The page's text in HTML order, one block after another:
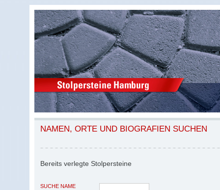
NAMEN, ORTE UND BIOGRAFIEN SUCHEN
Bereits verlegte Stolpersteine
SUCHE NAME